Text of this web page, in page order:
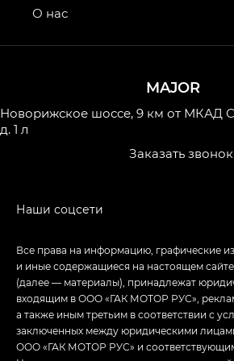
привод — GB AWD, Джи Эль
Джи Икс ПРЕМИУМ — GX
Джи Эс — GS, Джи Эль с
MAJOR
Новорижское шоссе, 9 км от МКАД
д. 1 л
Заказать звонок
О нас
Все права на информацию, графические
и иные содержащиеся на настоящем
(далее — материалы), принадлежат
входящим в ООО «ГАК МОТОР РУС»,
а также иным третьим в соответствии с
заключенных между юридическими
ООО «ГАК МОТОР РУС» и